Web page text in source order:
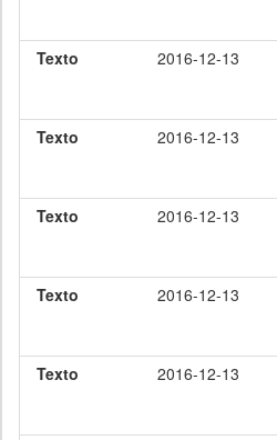
Texto
2016-12-13
Texto
2016-12-13
Texto
2016-12-13
Texto
2016-12-13
Texto
2016-12-13